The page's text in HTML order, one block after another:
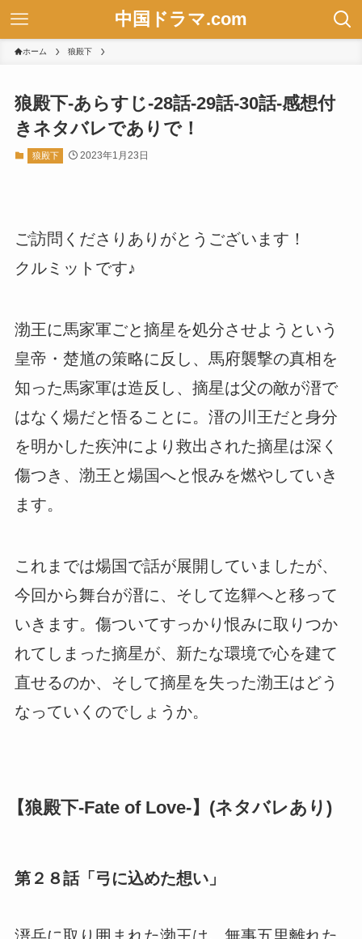
中国ドラマ.com
ホーム 狼殿下
狼殿下-あらすじ-28話-29話-30話-感想付
きネタバレでありで！
狼殿下 2023年1月23日
ご訪問くださりありがとうございます！
クルミットです♪
渤王に馬家軍ごと摘星を処分させようという
皇帝・楚馗の策略に反し、馬府襲撃の真相を
知った馬家軍は造反し、摘星は父の敵が溍で
はなく煬だと悟ることに。溍の川王だと身分
を明かした疾沖により救出された摘星は深く
傷つき、渤王と煬国へと恨みを燃やしていき
ます。
これまでは煬国で話が展開していましたが、
今回から舞台が溍に、そして迄貚へと移って
いきます。傷ついてすっかり恨みに取りつか
れてしまった摘星が、新たな環境で心を建て
直せるのか、そして摘星を失った渤王はどう
なっていくのでしょうか。
【狼殿下-Fate of Love-】(ネタバレあり)
第２８話「弓に込めた想い」